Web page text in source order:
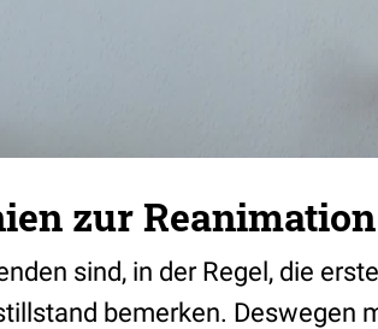
zur
sind, in der Regel, die
bemerken. Deswegen